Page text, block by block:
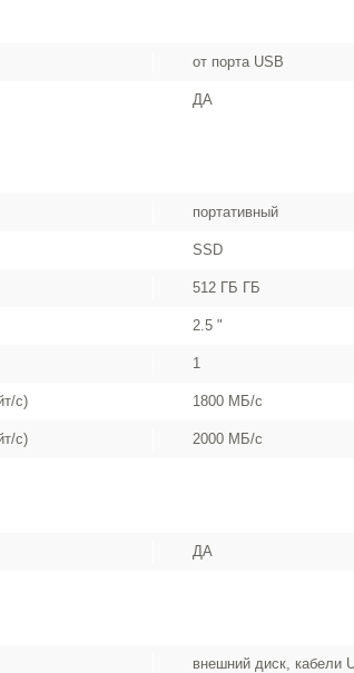
от порта USB
ДА
портативный
SSD
512 ГБ ГБ
2.5 "
1
с) 1800 МБ/с
с) 2000 МБ/с
ДА
внешний диск, кабели